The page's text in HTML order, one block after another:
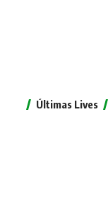
Últimas Lives